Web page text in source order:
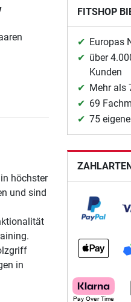
höchster
und sind
in
FITSHOP
Europas
über
Kunden
Mehr als
69
75
ZAHLARTEN